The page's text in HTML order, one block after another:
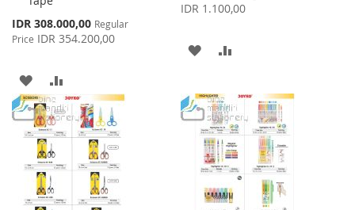
Special
Price
IDR 308.000,00 Regular
Price IDR 354.200,00
ADD
TO
WISH
LIST
TO
COMPARE
Price
IDR 1.100,00
ADD
WISH
LIST
COMPARE